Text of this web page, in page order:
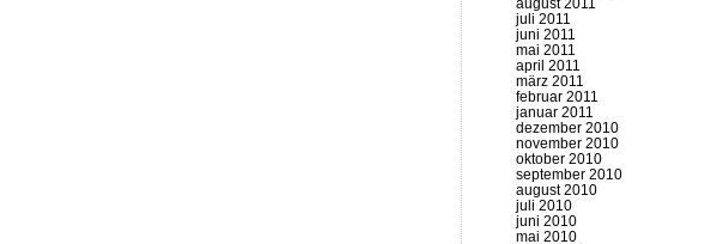
august 2011
juli 2011
juni 2011
mai 2011
april 2011
märz 2011
februar 2011
januar 2011
dezember 2010
november 2010
oktober 2010
september 2010
august 2010
juli 2010
juni 2010
mai 2010